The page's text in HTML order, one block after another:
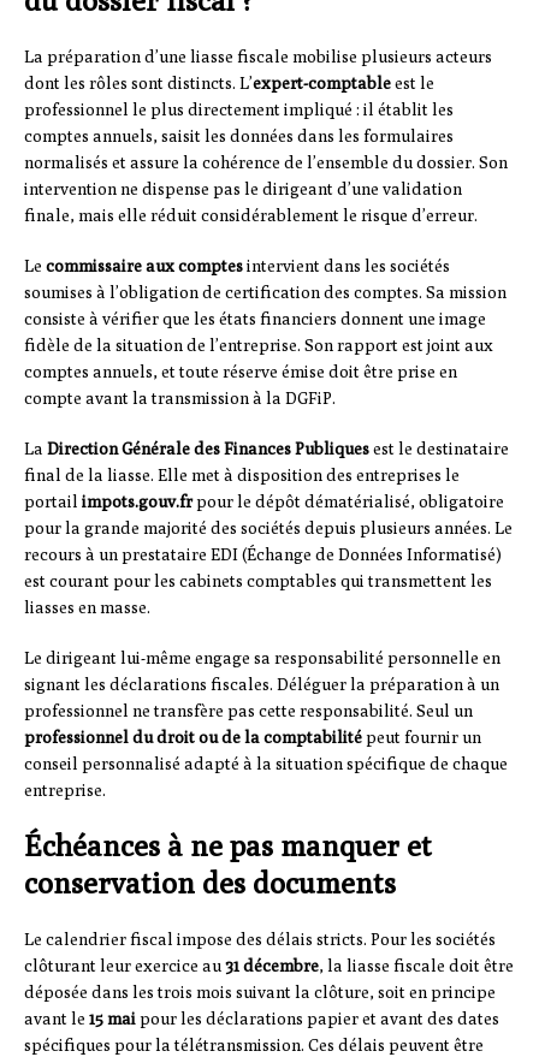
La préparation d’une liasse fiscale mobilise plusieurs acteurs
dont les rôles sont distincts. L’expert-comptableest le
professionnel le plus directement impliqué : il établit les
comptes annuels, saisit les données dans les formulaires
normalisés et assure la cohérence de l’ensemble du dossier. Son
intervention ne dispense pas le dirigeant d’une validation
finale, mais elle réduit considérablement le risque d’erreur.
Le commissaire aux comptesintervient dans les sociétés
soumises à l’obligation de certification des comptes. Sa mission
consiste à vérifier que les états financiers donnent une image
fidèle de la situation de l’entreprise. Son rapport est joint aux
comptes annuels, et toute réserve émise doit être prise en
compte avant la transmission à la DGFiP.
La Direction Générale des Finances Publiquesest le destinataire
final de la liasse. Elle met à disposition des entreprises le
portail impots.gouv.frpour le dépôt dématérialisé, obligatoire
pour la grande majorité des sociétés depuis plusieurs années. Le
recours à un prestataire EDI (Échange de Données Informatisé)
est courant pour les cabinets comptables qui transmettent les
liasses en masse.
Le dirigeant lui-même engage sa responsabilité personnelle en
signant les déclarations fiscales. Déléguer la préparation à un
professionnel ne transfère pas cette responsabilité. Seul un
professionnel du droit ou de la comptabilitépeut fournir un
conseil personnalisé adapté à la situation spécifique de chaque
entreprise.
Échéances à ne pas manquer et
conservation des documents
Le calendrier fiscal impose des délais stricts. Pour les sociétés
clôturant leur exercice au31 décembre, la liasse fiscale doit être
déposée dans les trois mois suivant la clôture, soit en principe
avant le 15 maipour les déclarations papier et avant des dates
spécifiques pour la télétransmission. Ces délais peuvent être